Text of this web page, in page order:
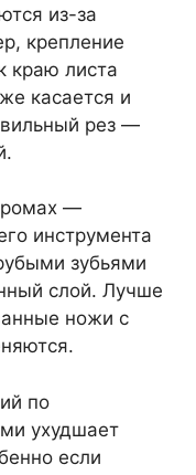
из-за
крепление
краю листа
касается и
рез —
—
инструмента
зубьями
слой. Лучше
ножи с
по
ухудшает
если